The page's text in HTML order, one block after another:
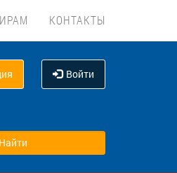
КОНТАКТЫ
Войти